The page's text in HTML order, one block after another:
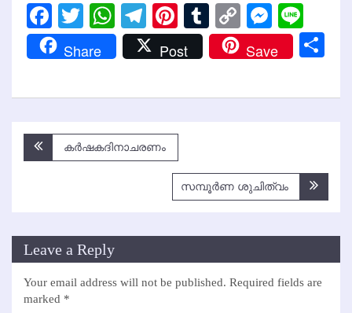
Facebook
Twitter
WhatsApp
Telegram
Pinterest
Tumblr
Copy
Link
Share Post Save
Post
navigation
കര്‍ഷകദിനാചരണം
സമ്പൂര്‍ണ ശുചിത്വം
Leave a Reply
Your email address will not be published. Required fields are
marked *